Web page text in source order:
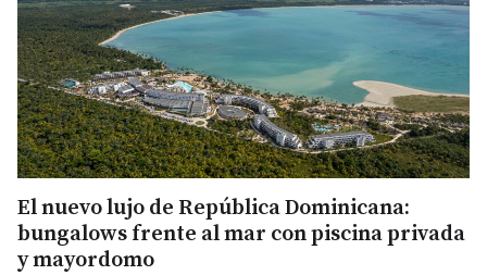
El nuevo lujo de República Dominicana:
bungalows frente al mar con piscina privada
y mayordomo